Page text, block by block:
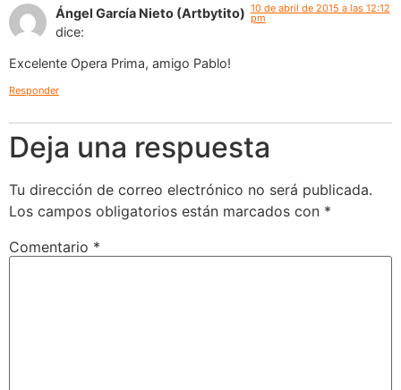
Ángel García Nieto (Artbytito)
dice:
10 de abril de 2015 a las 12:12
pm
Excelente Opera Prima, amigo Pablo!
Responder
Deja una respuesta
Tu dirección de correo electrónico no será publicada.
Los campos obligatorios están marcados con *
Comentario *